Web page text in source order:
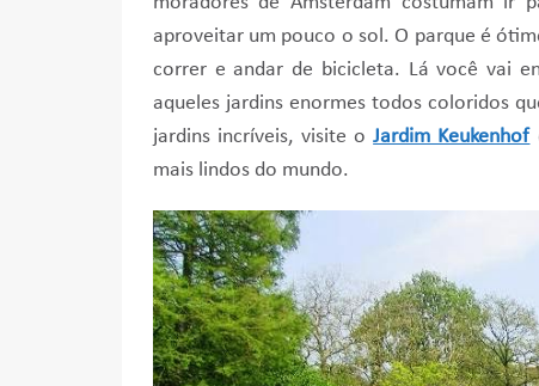
aproveitar um pouco o sol. O parque é
correr e andar de bicicleta. Lá você vai
aqueles jardins enormes todos coloridos
jardins incríveis, visite oJardim Keukenhof
mais lindos do mundo.